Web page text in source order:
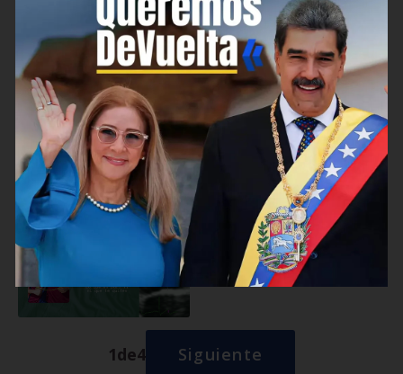
Now Playing
1de4 Siguiente